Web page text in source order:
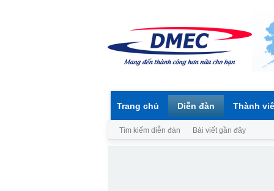
Trang chủ Diễn đàn
Tìm kiếm diễn đàn Bài viết gần đây
Thành